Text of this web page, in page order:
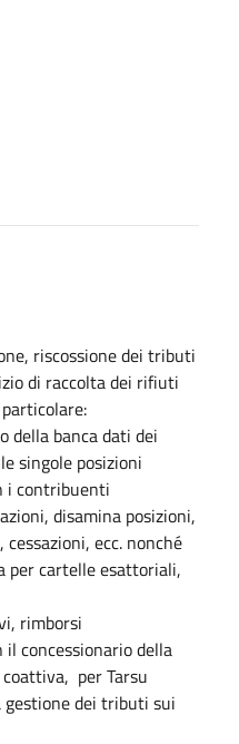
riscossione dei tributi
di raccolta dei rifiuti
della banca dati dei
singole posizioni
i contribuenti
disamina posizioni,
ecc. nonché
per cartelle esattoriali,
rimborsi
concessionario della
per Tarsu
dei tributi sui